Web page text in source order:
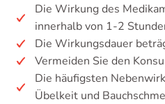
Die Wirkung des
innerhalb von 1-2
Die Wirkungsdauer
Vermeiden Sie den
Die häufigsten
Übelkeit und